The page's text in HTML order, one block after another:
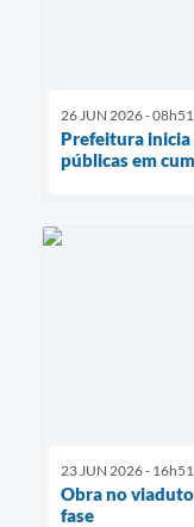
26 JUN 2026 - 08h51
Prefeitura inicia
públicas em
23 JUN 2026 - 16h51
Obra no
fase